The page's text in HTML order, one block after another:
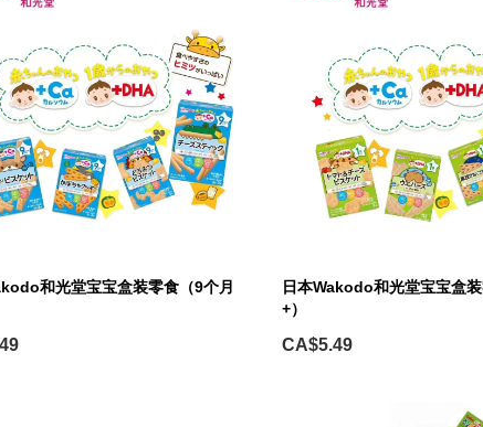
和光堂宝宝盒装零食（9个月
日本Wakodo和光堂宝宝盒
+）
CA$5.49